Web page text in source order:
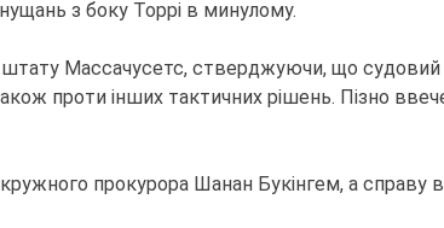
з боку Торрі в минулому.
штату Массачусетс, стверджуючи, що
проти інших тактичних рішень. Пізно
прокурора Шанан Букінгем, а справу